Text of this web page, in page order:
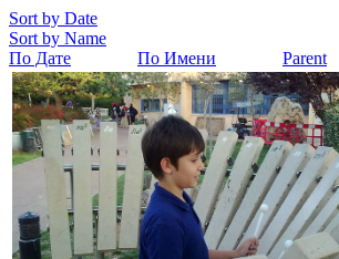
Sort by Date
Sort by Name
По Дате
По Имени Parent